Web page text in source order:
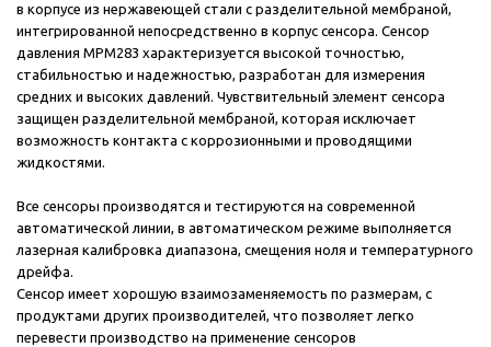
в корпусе из нержавеющей стали с разделительной мембраной,
интегрированной непосредственно в корпус сенсора. Сенсор
давления MPM283 характеризуется высокой точностью,
стабильностью и надежностью, разработан для измерения
средних и высоких давлений. Чувствительный элемент сенсора
защищен разделительной мембраной, которая исключает
возможность контакта с коррозионными и проводящими
жидкостями.
Все сенсоры производятся и тестируются на современной
автоматической линии, в автоматическом режиме выполняется
лазерная калибровка диапазона, смещения ноля и температурного
дрейфа.
Сенсор имеет хорошую взаимозаменяемость по размерам, с
продуктами других производителей, что позволяет легко
перевести производство на применение сенсоров